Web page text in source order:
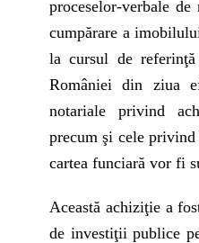
proceselor-verbale
cumpărare a
la cursul de
României din ziua
notariale privind
precum şi cele
cartea funciară vor fi
Această achiziţie a
de investiţii publice